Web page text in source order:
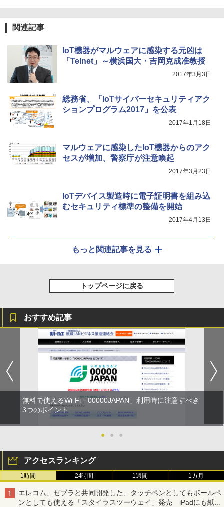
関連記事
IoT機器がマルウェアに感染する元凶は
「Telnet」～横浜国大・吉岡克成准教授
2017年3月3日
総務省、「IoTサイバーセキュリティアク
ションプログラム2017」を公表
2017年1月18日
マルウェアに感染したIoT機器からのアク
セスが増加、警察庁が注意喚起
2017年3月23日
IoTデバイス製造時に電子証明書を組み込
むセキュリティ標準の整備を開始
2017年4月13日
もっと関連記事を見る
トップページに戻る
おすすめ記事
無料で使えるWi-Fi「00000JAPAN」利用時に注意すべき
3つのポイント
● ● ●
アクセスランキング
1時間 24時間 1週間 1カ月
エレコム、ゼブラと共同開発した、タッチペンとしてもボールペ
ンとしても使える「スタイラスツーウェイ」発売 iPadにも紙に